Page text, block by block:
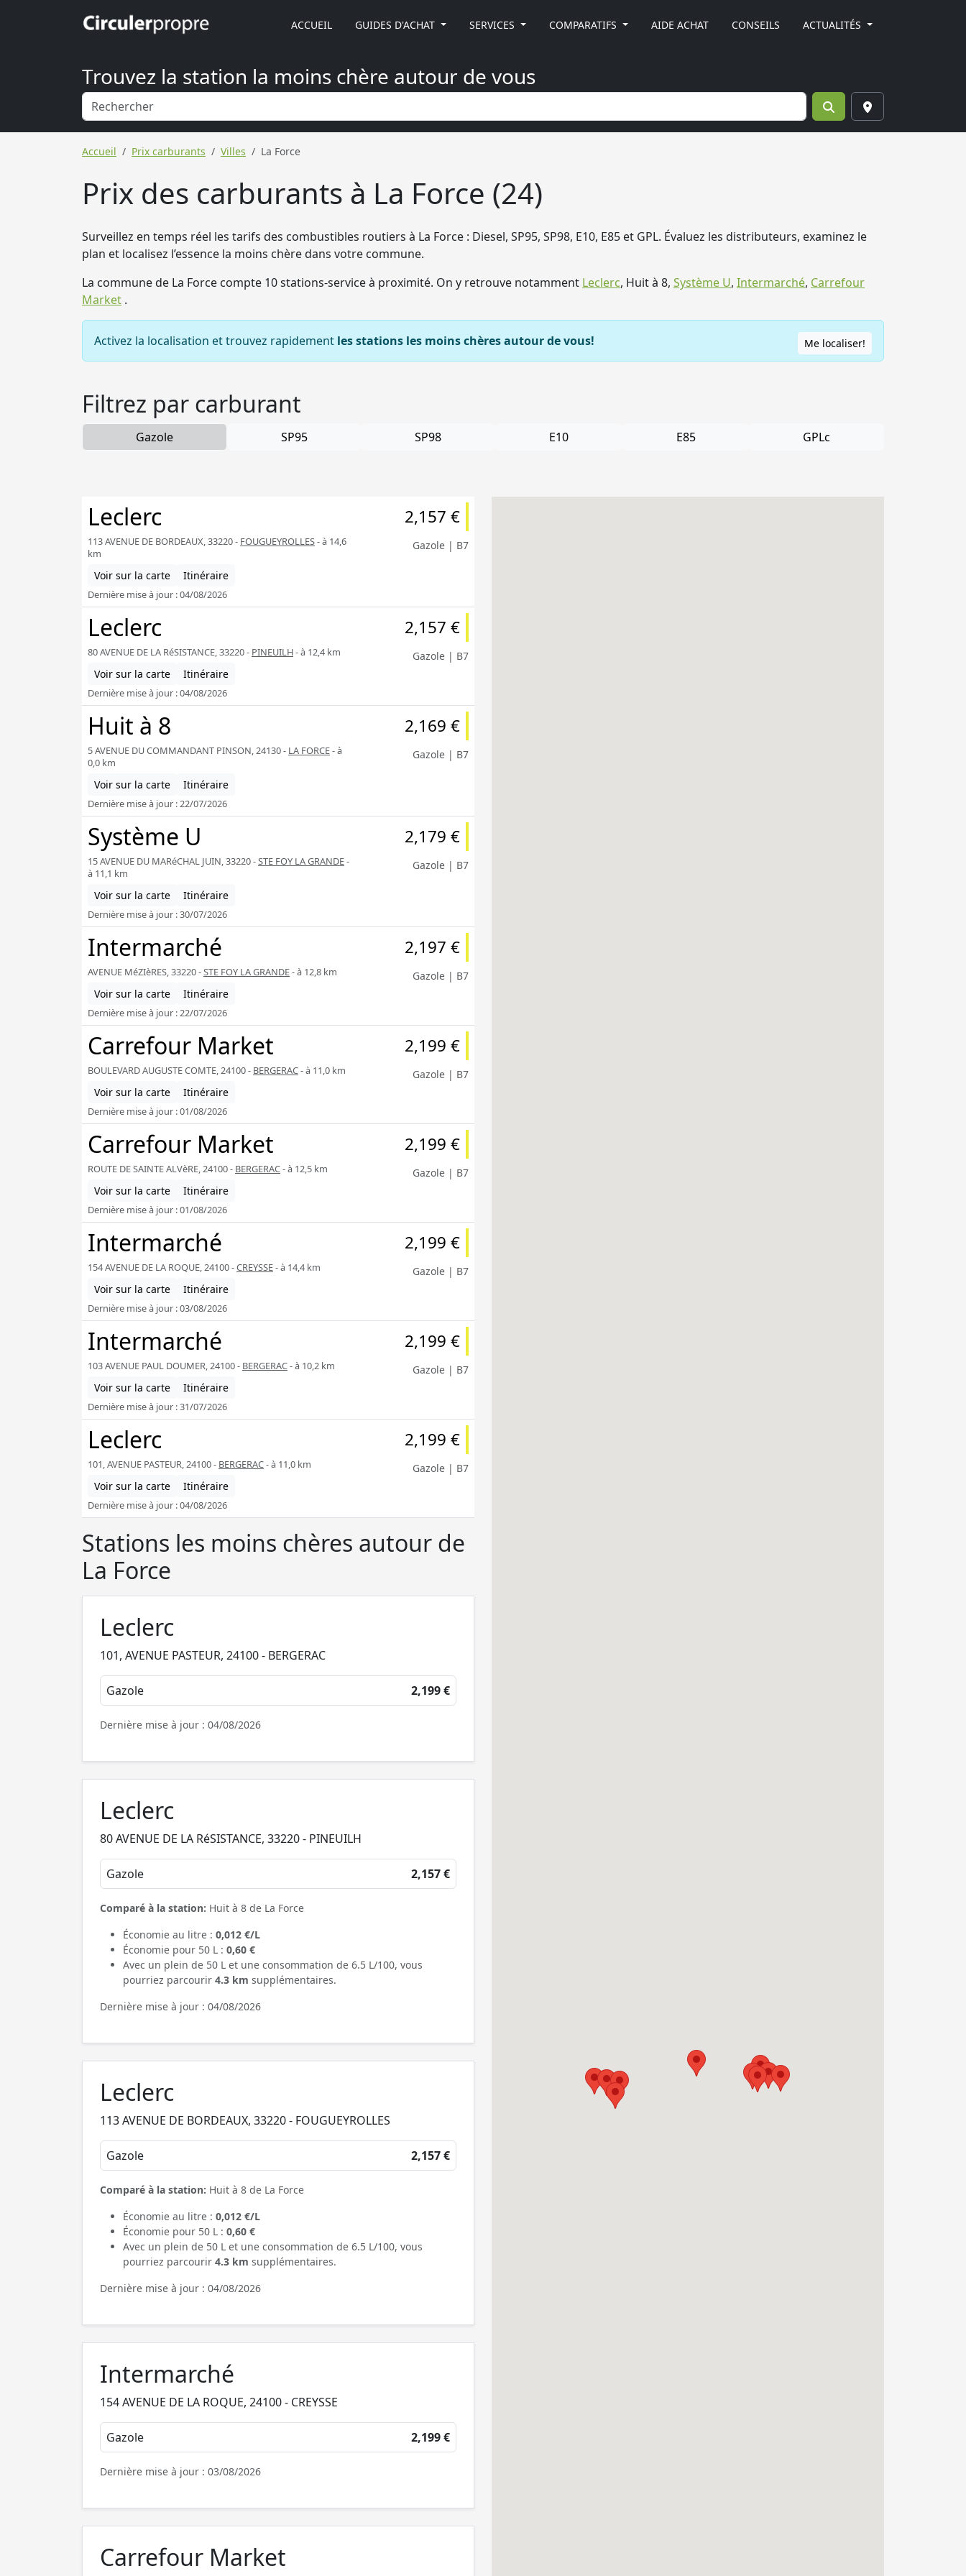
ACCUEIL GUIDES D'ACHAT SERVICES COMPARATIFS AIDE ACHAT CONSEILS ACTUALITÉS
Trouvez la station la moins chère autour de vous
Accueil Prix carburants Villes La Force
Prix des carburants à La Force (24)
Surveillez en temps réel les tarifs des combustibles routiers à La Force : Diesel, SP95, SP98, E10, E85 et GPL. Évaluez les distributeurs, examinez le
plan et localisez l’essence la moins chère dans votre commune.
La commune de La Force compte 10 stations-service à proximité. On y retrouve notamment Leclerc, Huit à 8, Système U, Intermarché, Carrefour
Market .
Activez la localisation et trouvez rapidement les stations les moins chères autour de vous! Me localiser!
Filtrez par carburant
Gazole SP95 SP98 E10 E85 GPLc
Leclerc
113 AVENUE DE BORDEAUX, 33220 - FOUGUEYROLLES- à 14,6
km
Voir sur la carte Itinéraire
Dernière mise à jour : 04/08/2026
2,157 €
Gazole | B7
Leclerc
80 AVENUE DE LA RéSISTANCE, 33220 - PINEUILH- à 12,4 km
Voir sur la carte Itinéraire
Dernière mise à jour : 04/08/2026
2,157 €
Gazole | B7
Huit à 8
5 AVENUE DU COMMANDANT PINSON, 24130 - LA FORCE- à
0,0 km
Voir sur la carte Itinéraire
Dernière mise à jour : 22/07/2026
2,169 €
Gazole | B7
Système U
15 AVENUE DU MARéCHAL JUIN, 33220 -STE FOY LA GRANDE-
à 11,1 km
Voir sur la carte Itinéraire
Dernière mise à jour : 30/07/2026
2,179 €
Gazole | B7
Intermarché
AVENUE MéZIèRES, 33220 -STE FOY LA GRANDE- à 12,8 km
Voir sur la carte Itinéraire
Dernière mise à jour : 22/07/2026
2,197 €
Gazole | B7
Carrefour Market
BOULEVARD AUGUSTE COMTE, 24100 - BERGERAC- à 11,0 km
Voir sur la carte Itinéraire
Dernière mise à jour : 01/08/2026
2,199 €
Gazole | B7
Carrefour Market
ROUTE DE SAINTE ALVèRE, 24100 - BERGERAC- à 12,5 km
Voir sur la carte Itinéraire
Dernière mise à jour : 01/08/2026
2,199 €
Gazole | B7
Intermarché
154 AVENUE DE LA ROQUE, 24100 -CREYSSE- à 14,4 km
Voir sur la carte Itinéraire
Dernière mise à jour : 03/08/2026
2,199 €
Gazole | B7
Intermarché
103 AVENUE PAUL DOUMER, 24100 - BERGERAC- à 10,2 km
Voir sur la carte Itinéraire
Dernière mise à jour : 31/07/2026
2,199 €
Gazole | B7
Leclerc
101, AVENUE PASTEUR, 24100 - BERGERAC- à 11,0 km
Voir sur la carte Itinéraire
Dernière mise à jour : 04/08/2026
2,199 €
Gazole | B7
Stations les moins chères autour de
La Force
Leclerc
101, AVENUE PASTEUR, 24100 - BERGERAC
Gazole 2,199 €
Dernière mise à jour : 04/08/2026
Leclerc
80 AVENUE DE LA RéSISTANCE, 33220 - PINEUILH
Gazole 2,157 €
Comparé à la station: Huit à 8 de La Force
Économie au litre : 0,012 €/L
Économie pour 50 L : 0,60 €
Avec un plein de 50 L et une consommation de 6.5 L/100, vous
pourriez parcourir 4.3 km supplémentaires.
Dernière mise à jour : 04/08/2026
Leclerc
113 AVENUE DE BORDEAUX, 33220 - FOUGUEYROLLES
Gazole 2,157 €
Comparé à la station: Huit à 8 de La Force
Économie au litre : 0,012 €/L
Économie pour 50 L : 0,60 €
Avec un plein de 50 L et une consommation de 6.5 L/100, vous
pourriez parcourir 4.3 km supplémentaires.
Dernière mise à jour : 04/08/2026
Intermarché
154 AVENUE DE LA ROQUE, 24100 - CREYSSE
Gazole 2,199 €
Dernière mise à jour : 03/08/2026
Carrefour Market